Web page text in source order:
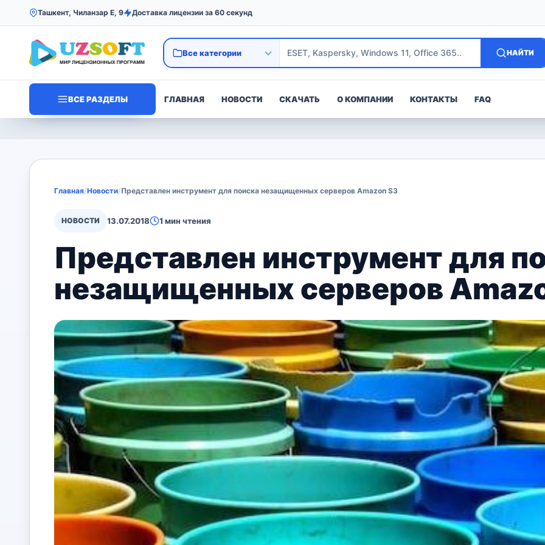
Ташкент, Чиланзар Е, 9 Доставка лицензии за 60 секунд
НАЙТИ
ВСЕ РАЗДЕЛЫ ГЛАВНАЯ НОВОСТИ СКАЧАТЬ О КОМПАНИИ КОНТАКТЫ FAQ
Главная/Новости/Представлен инструмент для поиска незащищенных серверов Amazon S3
НОВОСТИ 13.07.2018 1 мин чтения
Представлен инструмент для
незащищенных серверов